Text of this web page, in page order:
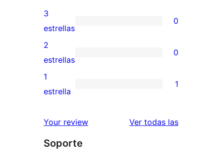
5
estrellas
valoraciones
de
4
estrellas
0
valoraciones
de
3
estrellas
3
estrellas
0
0
valoraciones
de
estrellas
2
estrellas
0
1
de
estrellas
1
estrella
1
Your review Ver todas las
Soporte